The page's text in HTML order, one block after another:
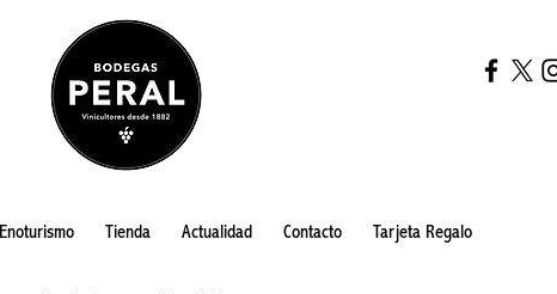
Enoturismo Tienda Actualidad Contacto Tarjeta Regalo